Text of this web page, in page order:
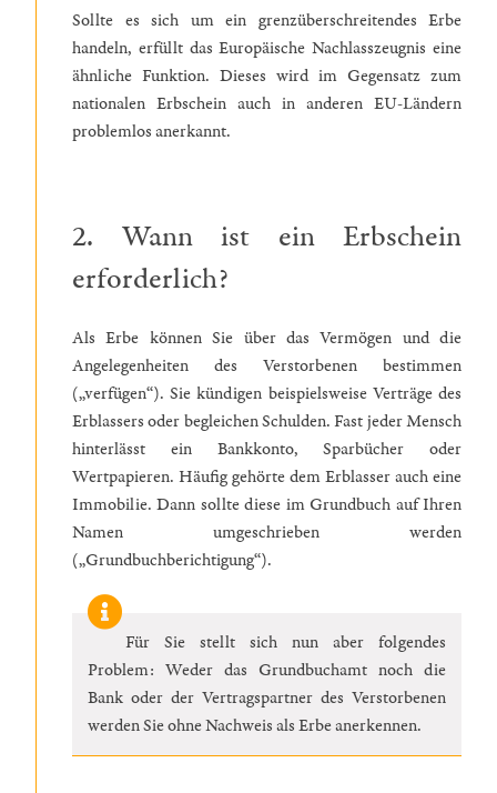
Sollte es sich um ein grenzüberschreitendes Erbe
handeln, erfüllt das Europäische Nachlasszeugnis eine
ähnliche Funktion. Dieses wird im Gegensatz zum
nationalen Erbschein auch in anderen EU-Ländern
problemlos anerkannt.
2. Wann ist ein Erbschein
erforderlich?
Als Erbe können Sie über das Vermögen und die
Angelegenheiten des Verstorbenen bestimmen
(„verfügen“). Sie kündigen beispielsweise Verträge des
Erblassers oder begleichen Schulden. Fast jeder Mensch
hinterlässt ein Bankkonto, Sparbücher oder
Wertpapieren. Häufig gehörte dem Erblasser auch eine
Immobilie. Dann sollte diese im Grundbuch auf Ihren
Namen umgeschrieben werden
(„Grundbuchberichtigung“).
Für Sie stellt sich nun aber folgendes
Problem: Weder das Grundbuchamt noch die
Bank oder der Vertragspartner des Verstorbenen
werden Sie ohne Nachweis als Erbe anerkennen.